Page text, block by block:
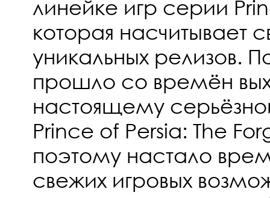
линейке игр серии
которая насчитывает
уникальных релизов.
прошло со времён
настоящему
Prince of Persia: The
поэтому настало
свежих игровых